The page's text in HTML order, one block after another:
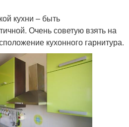
кухни – быть
Очень советую взять на
кухонного гарнитура.